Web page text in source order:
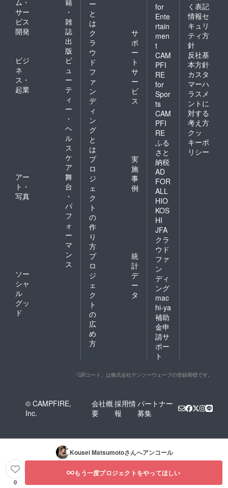
ム・
サー
ビス
開発
籍
・
雑
誌
出
版
ビジ
ネ
ス・
起業
ビ
ュ
ー
テ
ィ
ー
・
ヘ
ル
ス
ケ
ア
アー
ト・
写真
舞
台
・
パ
フ
ォ
ー
マ
ン
ス
ソー
シャ
ル
グッ
ド
ー
と
は
ク
ラ
ウ
ド
フ
ァ
ン
デ
ィ
ン
グ
と
は
サ
ポ
ー
ト
サ
ー
ビ
ス
プ
ロ
ジ
ェ
ク
ト
の
作
り
方
実
施
事
例
プ
ロ
ジ
ェ
ク
ト
の
広
め
方
統
計
デ
ー
タ
for
Ente
rtain
men
t
CAM
PFI
RE
for
Spor
ts
CAM
PFI
RE
ふる
さと
納税
AD
FOR
ALL
HIO
KOS
HI
JFA
クラ
ウド
ファ
ン
ディ
ング
mac
hi-ya
補助
金申
請サ
ポー
ト
く表記
情報セ
キュリ
ティ方
針
反社基
本方針
カスタ
マーハ
ラスメ
ントに
対する
考え方
クッ
キーポ
リシー
「QRコード」は株式会社デンソーウェーブの登録商標です。
© CAMPFIRE,
Inc.
会社概
要
採用情
報
パートナー
募集
Kousei Matsumotoさんへアンコール
0
もう一度プロジェクトをやってほしい